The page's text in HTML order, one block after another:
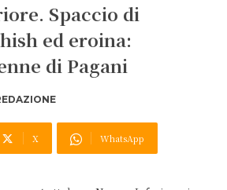
Spaccio di
ed eroina:
di Pagani
X WhatsApp